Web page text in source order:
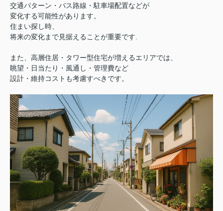
交通パターン・バス路線・駐車場配置などが
変化する可能性があります。
住まい探し時、
将来の変化まで見据えることが重要です.
また、高層住居・タワー型住宅が増えるエリアでは、
眺望・日当たり・風通し・管理費など
設計・維持コストも考慮すべきです。